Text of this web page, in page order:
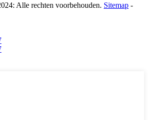
Alle rechten voorbehouden. Sitemap -